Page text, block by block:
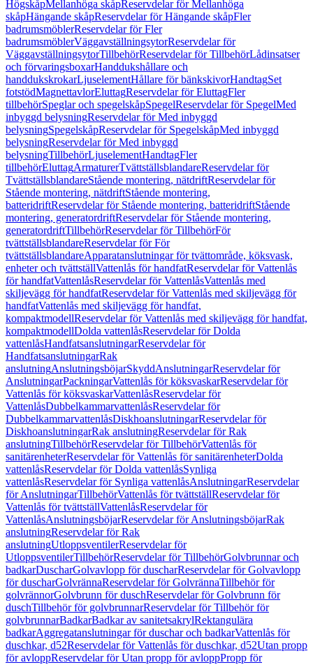
HögskåpMellanhöga skåpReservdelar för Mellanhöga
skåpHängande skåpReservdelar för Hängande skåpFler
badrumsmöblerReservdelar för Fler
badrumsmöblerVäggavställningsytorReservdelar för
VäggavställningsytorTillbehörReservdelar för TillbehörLådinsatser
och förvaringsboxarHanddukshållare och
handdukskrokarLjuselementHållare för bänkskivorHandtagSet
fotstödMagnettavlorEluttagReservdelar för EluttagFler
tillbehörSpeglar och spegelskåpSpegelReservdelar för SpegelMed
inbyggd belysningReservdelar för Med inbyggd
belysningSpegelskåpReservdelar för SpegelskåpMed inbyggd
belysningReservdelar för Med inbyggd
belysningTillbehörLjuselementHandtagFler
tillbehörEluttagArmaturerTvättställsblandareReservdelar för
TvättställsblandareStående montering, nätdriftReservdelar för
Stående montering, nätdriftStående montering,
batteridriftReservdelar för Stående montering, batteridriftStående
montering, generatordriftReservdelar för Stående montering,
generatordriftTillbehörReservdelar för TillbehörFör
tvättställsblandareReservdelar för För
tvättställsblandareApparatanslutningar för tvättområde, köksvask,
enheter och tvättställVattenlås för handfatReservdelar för Vattenlås
för handfatVattenlåsReservdelar för VattenlåsVattenlås med
skiljevägg för handfatReservdelar för Vattenlås med skiljevägg för
handfatVattenlås med skiljevägg för handfat,
kompaktmodellReservdelar för Vattenlås med skiljevägg för handfat,
kompaktmodellDolda vattenlåsReservdelar för Dolda
vattenlåsHandfatsanslutningarReservdelar för
HandfatsanslutningarRak
anslutningAnslutningsböjarSkyddAnslutningarReservdelar för
AnslutningarPackningarVattenlås för köksvaskarReservdelar för
Vattenlås för köksvaskarVattenlåsReservdelar för
VattenlåsDubbelkammarvattenlåsReservdelar för
DubbelkammarvattenlåsDiskhoanslutningarReservdelar för
DiskhoanslutningarRak anslutningReservdelar för Rak
anslutningTillbehörReservdelar för TillbehörVattenlås för
sanitärenheterReservdelar för Vattenlås för sanitärenheterDolda
vattenlåsReservdelar för Dolda vattenlåsSynliga
vattenlåsReservdelar för Synliga vattenlåsAnslutningarReservdelar
för AnslutningarTillbehörVattenlås för tvättställReservdelar för
Vattenlås för tvättställVattenlåsReservdelar för
VattenlåsAnslutningsböjarReservdelar för AnslutningsböjarRak
anslutningReservdelar för Rak
anslutningUtloppsventilerReservdelar för
UtloppsventilerTillbehörReservdelar för TillbehörGolvbrunnar och
badkarDuscharGolvavlopp för duscharReservdelar för Golvavlopp
för duscharGolvrännaReservdelar för GolvrännaTillbehör för
golvrännorGolvbrunn för duschReservdelar för Golvbrunn för
duschTillbehör för golvbrunnarReservdelar för Tillbehör för
golvbrunnarBadkarBadkar av sanitetsakrylRektangulära
badkarAggregatanslutningar för duschar och badkarVattenlås för
duschkar, d52Reservdelar för Vattenlås för duschkar, d52Utan propp
för avloppReservdelar för Utan propp för avloppPropp för